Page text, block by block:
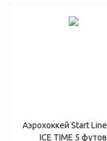
Аэрохоккей Start
ICE TIME 5 футов